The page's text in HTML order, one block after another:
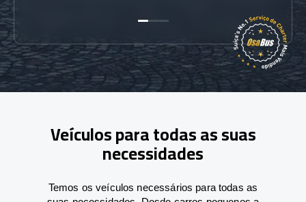
Veículos para todas as suas
necessidades
Temos os veículos necessários para todas as